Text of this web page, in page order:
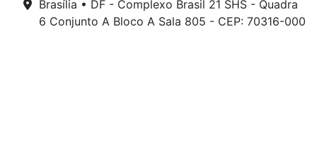
Brasília • DF - Complexo Brasil 21 SHS - Quadra
6 Conjunto A Bloco A Sala 805 - CEP: 70316-000